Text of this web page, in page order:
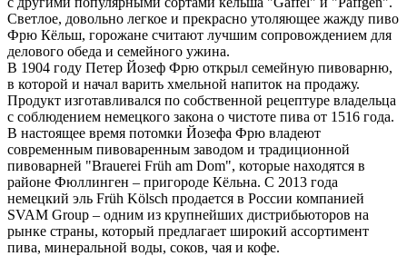
Светлое, довольно легкое и прекрасно утоляющее жажду пиво
Фрю Кёльш, горожане считают лучшим сопровождением для
делового обеда и семейного ужина.
В 1904 году Петер Йозеф Фрю открыл семейную пивоварню,
в которой и начал варить хмельной напиток на продажу.
Продукт изготавливался по собственной рецептуре владельца
с соблюдением немецкого закона о чистоте пива от 1516 года.
В настоящее время потомки Йозефа Фрю владеют
современным пивоваренным заводом и традиционной
пивоварней "Brauerei Früh am Dom", которые находятся в
районе Фюллинген – пригороде Кёльна. С 2013 года
немецкий эль Früh Kölsch продается в России компанией
SVAM Group – одним из крупнейших дистрибьюторов на
рынке страны, который предлагает широкий ассортимент
пива, минеральной воды, соков, чая и кофе.